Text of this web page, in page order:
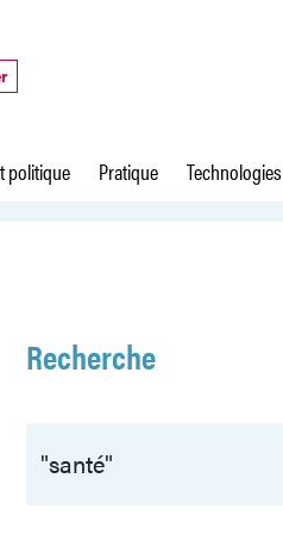
politique Pratique Technologies
Recherche